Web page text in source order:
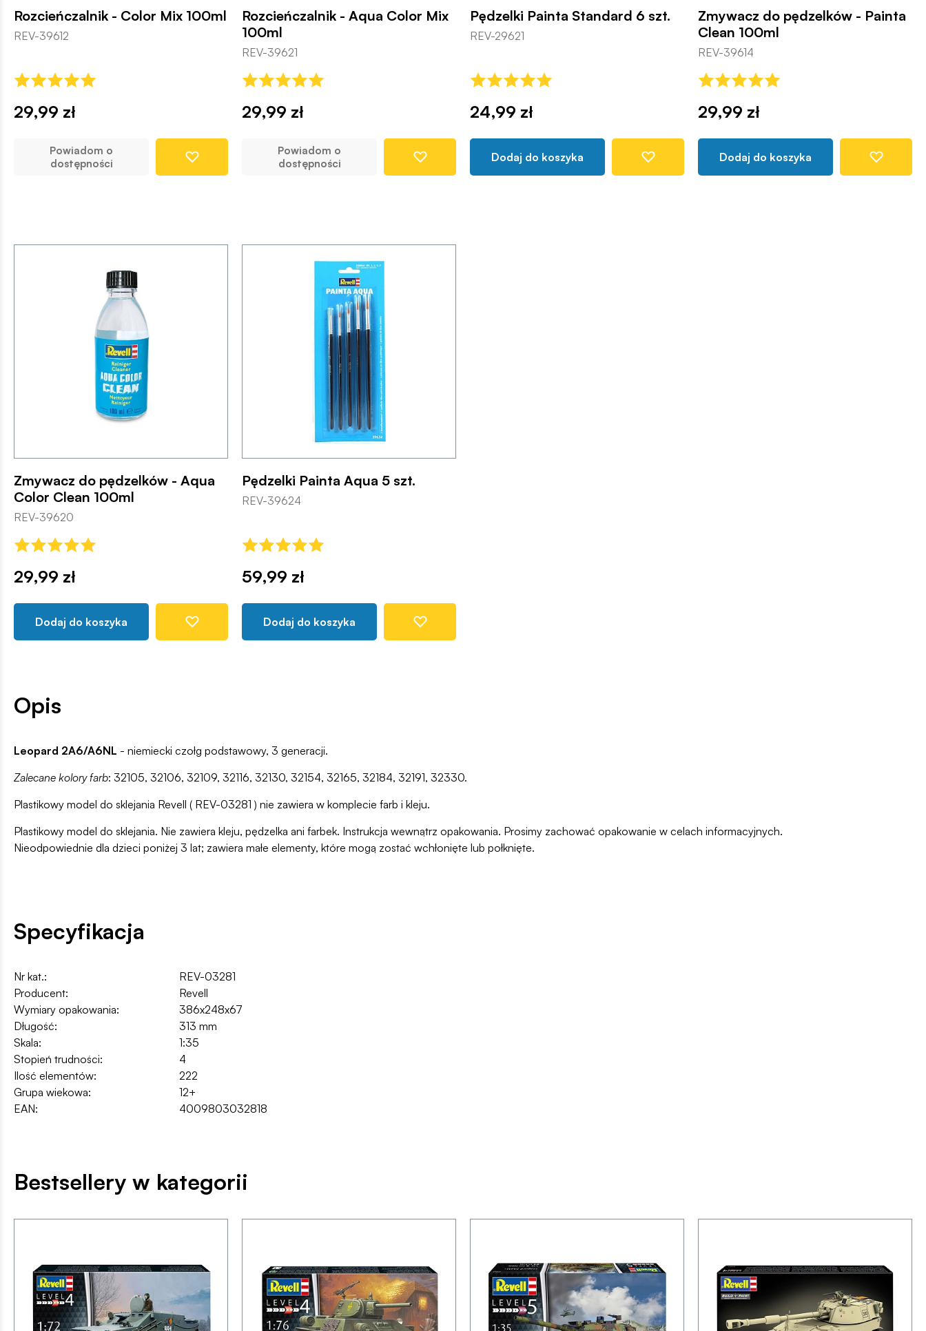
Rozcieńczalnik - Color Mix 100ml
REV-39612
29,99 zł
Powiadom o
dostępności
Rozcieńczalnik - Aqua Color Mix
100ml
REV-39621
29,99 zł
Powiadom o
dostępności
Pędzelki Painta Standard 6 szt.
REV-29621
24,99 zł
Dodaj do koszyka
Zmywacz do pędzelków - Painta
Clean 100ml
REV-39614
29,99 zł
Dodaj do koszyka
Zmywacz do pędzelków - Aqua
Color Clean 100ml
REV-39620
29,99 zł
Dodaj do koszyka
Pędzelki Painta Aqua 5 szt.
REV-39624
59,99 zł
Dodaj do koszyka
Opis
Leopard 2A6/A6NL - niemiecki czołg podstawowy, 3 generacji.
Zalecane kolory farb: 32105, 32106, 32109, 32116, 32130, 32154, 32165, 32184, 32191, 32330.
Plastikowy model do sklejania Revell ( REV-03281 ) nie zawiera w komplecie farb i kleju.
Plastikowy model do sklejania. Nie zawiera kleju, pędzelka ani farbek. Instrukcja wewnątrz opakowania. Prosimy zachować opakowanie w celach informacyjnych.
Nieodpowiednie dla dzieci poniżej 3 lat; zawiera małe elementy, które mogą zostać wchłonięte lub połknięte.
Specyfikacja
Nr kat.:
REV-03281
Producent:
Revell
Wymiary opakowania:
386x248x67
Długość:
313 mm
Skala:
1:35
Stopień trudności:
4
Ilość elementów:
222
Grupa wiekowa:
12+
EAN:
4009803032818
Bestsellery w kategorii